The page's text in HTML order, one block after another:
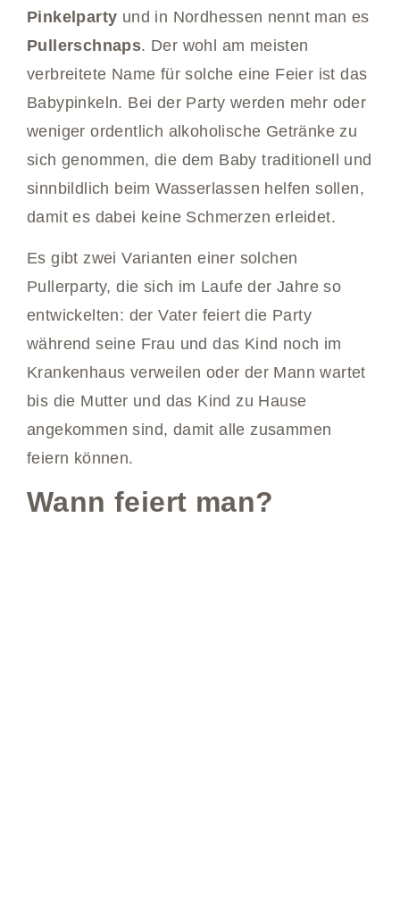
Pinkelparty und in Nordhessen nennt man es
Pullerschnaps. Der wohl am meisten
verbreitete Name für solche eine Feier ist das
Babypinkeln. Bei der Party werden mehr oder
weniger ordentlich alkoholische Getränke zu
sich genommen, die dem Baby traditionell und
sinnbildlich beim Wasserlassen helfen sollen,
damit es dabei keine Schmerzen erleidet.
Es gibt zwei Varianten einer solchen
Pullerparty, die sich im Laufe der Jahre so
entwickelten: der Vater feiert die Party
während seine Frau und das Kind noch im
Krankenhaus verweilen oder der Mann wartet
bis die Mutter und das Kind zu Hause
angekommen sind, damit alle zusammen
feiern können.
Wann feiert man?